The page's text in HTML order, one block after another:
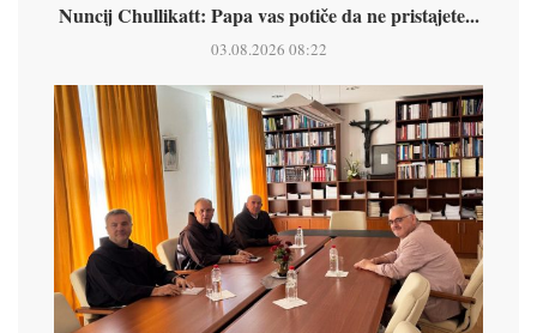
Nuncij Chullikatt: Papa vas potiče da ne pristajete...
03.08.2026 08:22